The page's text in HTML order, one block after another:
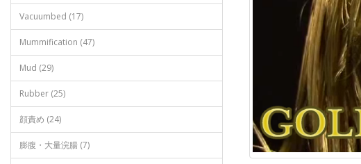
Vacuumbed (17)
Mummification (47)
Mud (29)
Rubber (25)
顔責め (24)
膨腹・大量浣腸 (7)